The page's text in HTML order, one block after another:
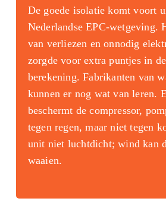
De goede isolatie komt voort
Nederlandse EPC-wetgeving.
van verliezen en onnodig
zorgde voor extra puntjes in
berekening. Fabrikanten van
kunnen er nog wat van leren.
beschermt de compressor,
tegen regen, maar niet tegen
unit niet luchtdicht; wind kan
waaien.